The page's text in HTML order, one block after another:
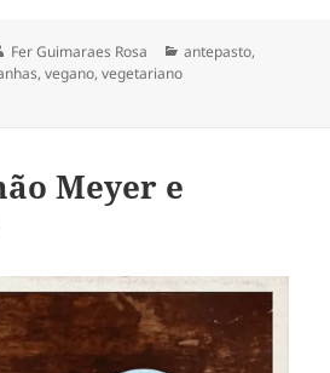
Autor
Fer Guimaraes Rosa Categorias
antepasto,
,vegano,vegetariano
Meyer e